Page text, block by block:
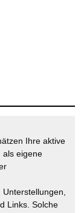
Ihre aktive
als eigene
Unterstellungen,
Links. Solche